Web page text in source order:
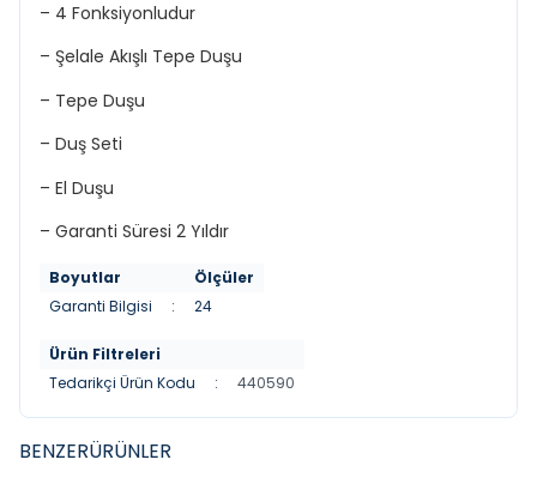
– 4 Fonksiyonludur
– Şelale Akışlı Tepe Duşu
– Tepe Duşu
– Duş Seti
– El Duşu
– Garanti Süresi 2 Yıldır
Boyutlar
Ölçüler
Garanti Bilgisi
: 24
Ürün Filtreleri
Tedarikçi Ürün Kodu
: 440590
BENZERÜRÜNLER